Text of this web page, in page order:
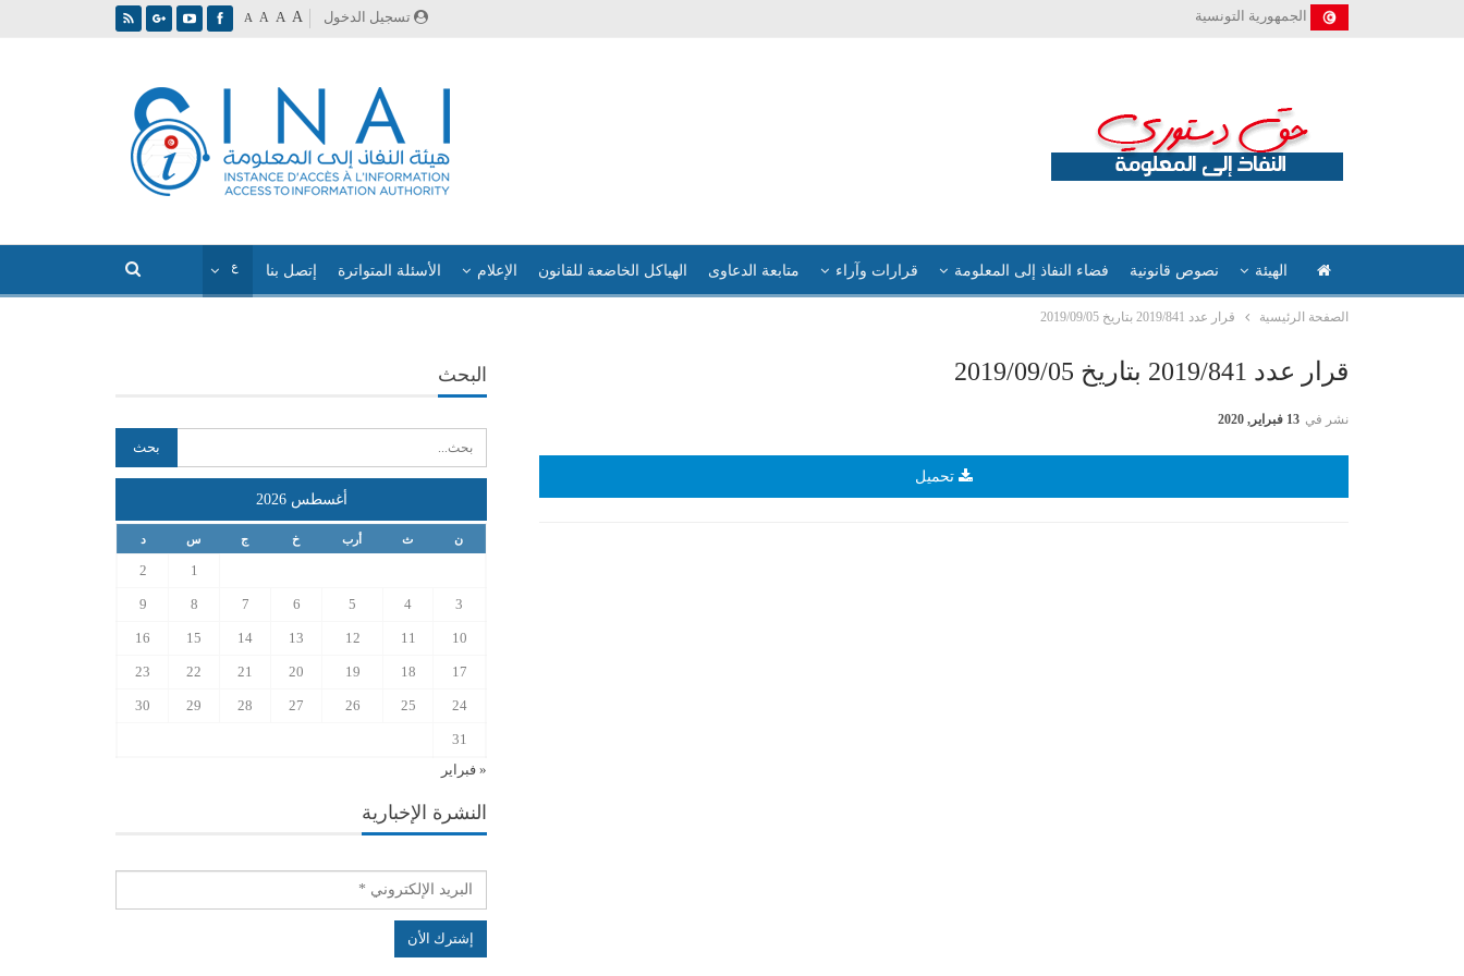
تسجيل الدخول A A A A الجمهورية التونسية
الهيئة نصوص قانونية فضاء النفاذ إلى المعلومة قرارات وآراء متابعة الدعاوى الهياكل الخاضعة للقانون الإعلام الأسئلة المتواترة إتصل بنا
الصفحة الرئيسية قرار عدد 2019/841 بتاريخ 2019/09/05
قرار عدد 2019/841 بتاريخ 2019/09/05
نشر في 13 فبراير, 2020
تحميل
البحث
أغسطس 2026
ن ث أرب خ ج س د
1
2
3
4
5
6
7
8
9
10
11
12
13
14
15
16
17
18
19
20
21
22
23
24
25
26
27
28
29
30
31
« فبراير
النشرة الإخبارية